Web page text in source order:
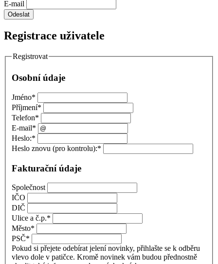
E-mail
Registrace uživatele
Registrovat
Osobní údaje
Jméno*
Příjmení*
Telefon*
E-mail*
Heslo:*
Heslo znovu (pro kontrolu):*
Fakturační údaje
Společnost
IČO
DIČ
Ulice a č.p.*
Město*
PSČ*
Pokud si přejete odebírat jelení novinky, přihlašte se k odběru
vlevo dole v patičce. Kromě novinek vám budou přednostně